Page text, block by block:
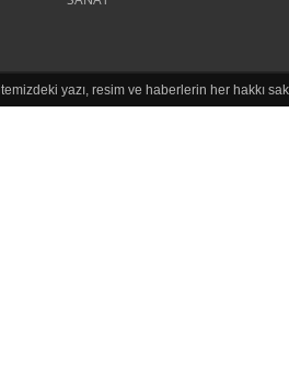
yazı, resim ve haberlerin her hakkı